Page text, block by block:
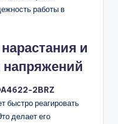
работы в
и
2BRZ
быстро реагировать
делает его